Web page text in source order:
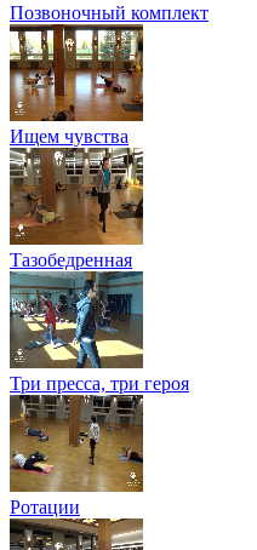
Позвоночный комплект
Ищем чувства
Тазобедренная
Три пресса, три героя
Ротации